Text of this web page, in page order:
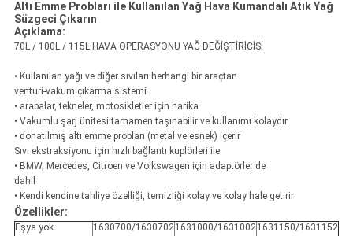
Altı Emme Probları ile Kullanılan Yağ Hava Kumandalı Atık Yağ
Süzgeci Çıkarın
Açıklama:
70L / 100L / 115L HAVA OPERASYONU YAĞ DEĞİŞTİRİCİSİ
• Kullanılan yağı ve diğer sıvıları herhangi bir araçtan
venturi-vakum çıkarma sistemi
• arabalar, tekneler, motosikletler için harika
• Vakumlu şarj ünitesi tamamen taşınabilir ve kullanımı kolaydır.
• donatılmış altı emme probları (metal ve esnek) içerir
Sıvı ekstraksiyonu için hızlı bağlantı kuplörleri ile
• BMW, Mercedes, Citroen ve Volkswagen için adaptörler de
dahil
• Kendi kendine tahliye özelliği, temizliği kolay ve kolay hale getirir
Özellikler:
Eşya yok. 1630700/16307021631000/16310021631150/1631152